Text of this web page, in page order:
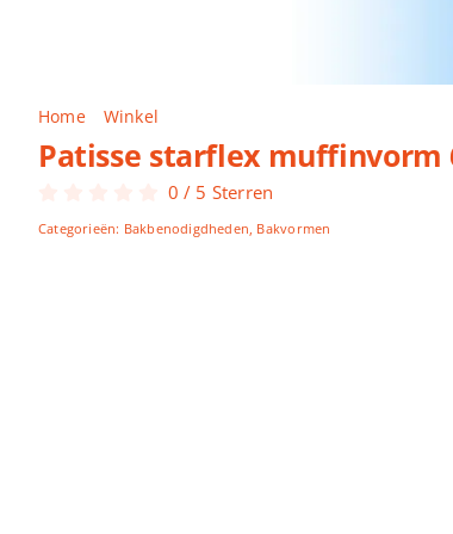
Home Winkel
Patisse starflex muffinvorm
0 / 5 Sterren
Categorieën: Bakbenodigdheden, Bakvormen